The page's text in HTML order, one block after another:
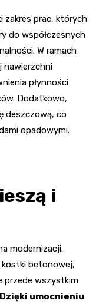
zakres prac, których
do współczesnych
W ramach
nawierzchni
płynności
Dodatkowo,
deszczową, co
opadowymi.
i
modernizacji.
kostki betonowej,
przede wszystkim
Dzięki umocnieniu